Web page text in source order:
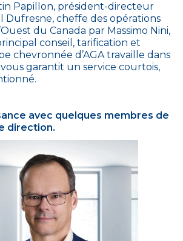
Papillon, président-directeur
Dufresne, cheffe des opérations
du Canada par Massimo Nini,
conseil, tarification et
chevronnée d’AGA travaille dans
garantit un service courtois,
avec quelques membres de
direction.